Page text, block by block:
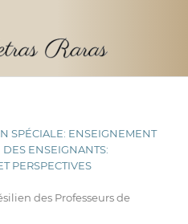
SPÉCIALE: ENSEIGNEMENT
ENSEIGNANTS:
PERSPECTIVES
des Professeurs de